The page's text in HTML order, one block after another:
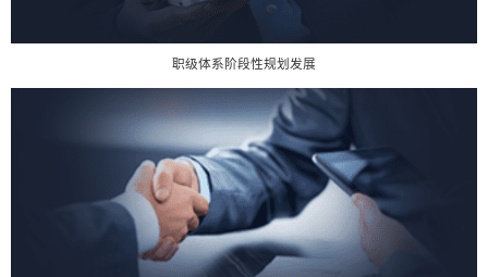
职级体系阶段性规划发展